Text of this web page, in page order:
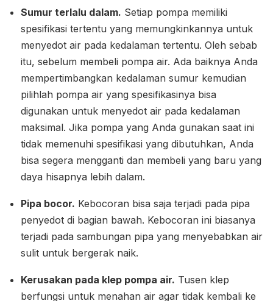
Sumur terlalu dalam. Setiap pompa memiliki
spesifikasi tertentu yang memungkinkannya untuk
menyedot air pada kedalaman tertentu. Oleh sebab
itu, sebelum membeli pompa air. Ada baiknya Anda
mempertimbangkan kedalaman sumur kemudian
pilihlah pompa air yang spesifikasinya bisa
digunakan untuk menyedot air pada kedalaman
maksimal. Jika pompa yang Anda gunakan saat ini
tidak memenuhi spesifikasi yang dibutuhkan, Anda
bisa segera mengganti dan membeli yang baru yang
daya hisapnya lebih dalam.
Pipa bocor. Kebocoran bisa saja terjadi pada pipa
penyedot di bagian bawah. Kebocoran ini biasanya
terjadi pada sambungan pipa yang menyebabkan air
sulit untuk bergerak naik.
Kerusakan pada klep pompa air. Tusen klep
berfungsi untuk menahan air agar tidak kembali ke